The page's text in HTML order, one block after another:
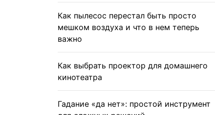
Как пылесос перестал быть просто
мешком воздуха и что в нем теперь
важно
Как выбрать проектор для домашнего
кинотеатра
Гадание «да нет»: простой инструмент